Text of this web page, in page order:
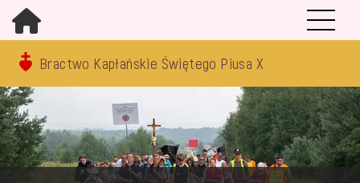
Bractwo Kapłańskie Świętego Piusa X